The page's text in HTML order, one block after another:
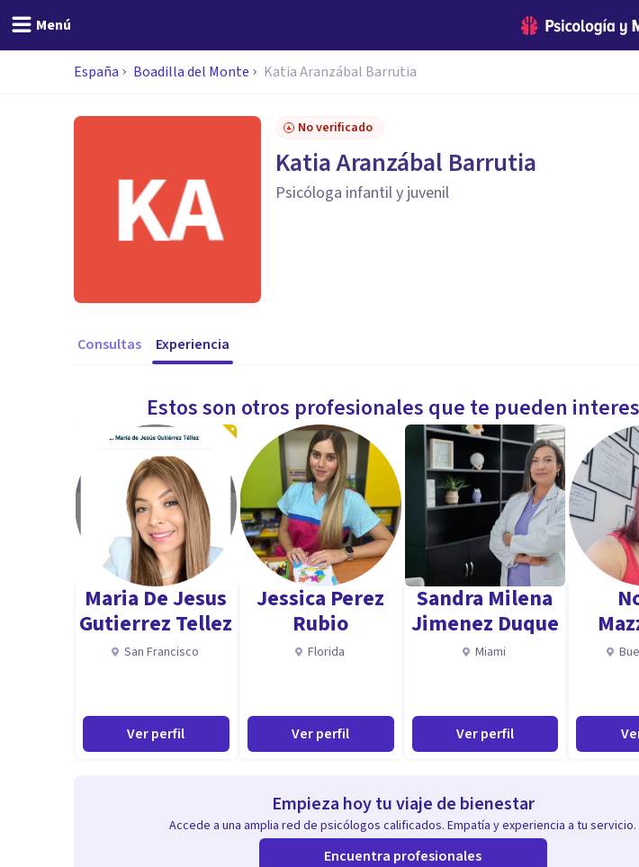
Menú
España Boadilla del Monte Katia Aranzábal Barrutia
No verificado
Katia Aranzábal Barrutia
Psicóloga infantil y juvenil
Consultas Experiencia
Estos son otros profesionales que te pueden
Maria De Jesus
Gutierrez Tellez
San Francisco
Ver perfil
Jessica Perez
Rubio
Florida
Ver perfil
Sandra Milena
Jimenez Duque
Miami
Ver perfil
Empieza hoy tu viaje de bienestar
Accede a una amplia red de psicólogos calificados. Empatía y experiencia a tu servicio.
Encuentra profesionales